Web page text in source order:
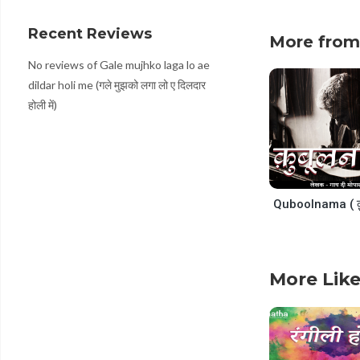
Recent Reviews
No reviews of Gale mujhko laga lo ae
dildar holi me (गले मुझको लगा लो ए दिलदार
होली में)
More
More